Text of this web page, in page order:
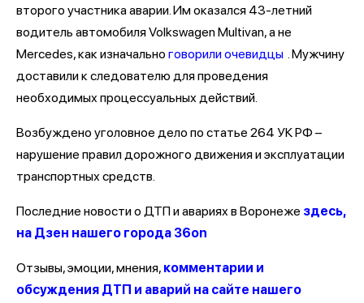
второго участника аварии. Им оказался 43-летний
водитель автомобиля Volkswagen Multivan, а не
Mercedes, как изначально говорили очевидцы . Мужчину
доставили к следователю для проведения
необходимых процессуальных действий.
Возбуждено уголовное дело по статье 264 УК РФ –
нарушение правил дорожного движения и эксплуатации
транспортных средств.
Последние новости о ДТП и авариях в Воронеже здесь,
на Дзен нашего города 36on
Отзывы, эмоции, мнения, комментарии и
обсуждения ДТП и аварий на сайте нашего